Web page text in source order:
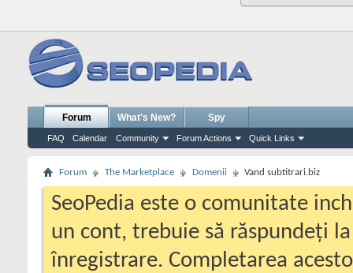
Forum
FAQ Calendar Community Forum Actions Quick Links
What's New? Spy
Forum The Marketplace Domenii Vand subtitrari.biz
SeoPedia este o comunitate
un cont, trebuie să răspundeți
înregistrare. Completarea